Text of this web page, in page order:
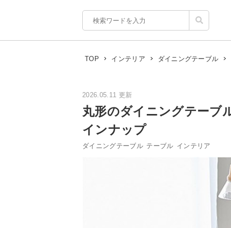
TOP インテリア ダイニングテーブル
2026.05.11 更新
丸形のダイニングテーブ
インナップ
ダイニングテーブル テーブル インテリア